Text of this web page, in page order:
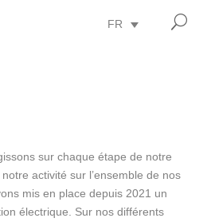
FR U
sur chaque étape de notre
activité sur l’ensemble de nos
mis en place depuis 2021 un
électrique. Sur nos différents